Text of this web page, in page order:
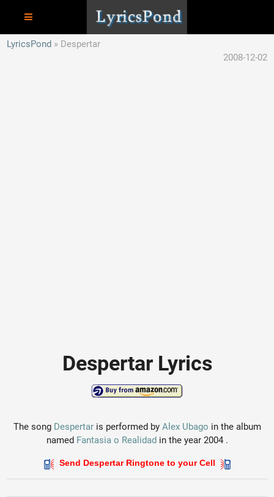
LyricsPond
Despertar
2008-12-02
Despertar Lyrics
The song Despertaris performed by Alex Ubago in the album
named Fantasia o Realidadin the year 2004 .
Send Despertar Ringtone to your Cell